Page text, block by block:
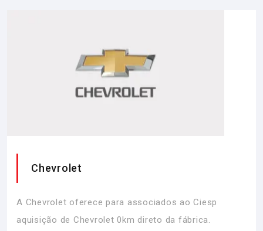
Chevrolet
A Chevrolet oferece para associados ao Ciesp
aquisição de Chevrolet 0km direto da fábrica.